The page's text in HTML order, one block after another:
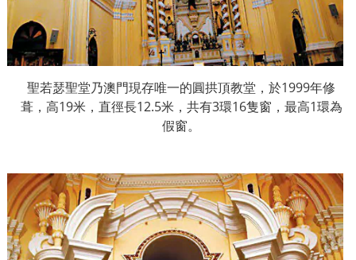
聖若瑟聖堂乃澳門現存唯一的圓拱頂教堂，於1999年修
葺，高19米，直徑長12.5米，共有3環16隻窗，最高1環為
假窗。